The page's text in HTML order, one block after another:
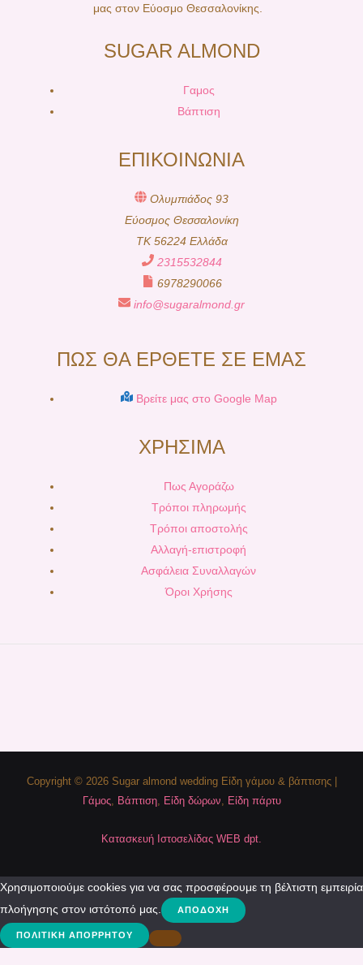
μας στον Εύοσμο Θεσσαλονίκης.
SUGAR ALMOND
Γαμος
Βάπτιση
ΕΠΙΚΟΙΝΩΝΙΑ
Ολυμπιάδος 93
Εύοσμος Θεσσαλονίκη
TK 56224 Ελλάδα
2315532844
6978290066
info@sugaralmond.gr
ΠΩΣ ΘΑ ΕΡΘΕΤΕ ΣΕ ΕΜΑΣ
Βρείτε μας στο Google Map
ΧΡΗΣΙΜΑ
Πως Αγοράζω
Τρόποι πληρωμής
Τρόποι αποστολής
Αλλαγή-επιστροφή
Ασφάλεια Συναλλαγών
Όροι Χρήσης
Copyright © 2026 Sugar almond wedding Είδη γάμου & βάπτισης |
Γάμος, Βάπτιση, Είδη δώρων Είδη πάρτυ
Κατασκευή Ιστοσελίδας WEB dpt.
Χρησιμοποιούμε cookies για να σας προσφέρουμε τη βέλτιστη εμπειρία
πλοήγησης στον ιστότοπό μας.
ΑΠΟΔΟΧΉ
ΠΟΛΙΤΙΚΉ ΑΠΟΡΡΉΤΟΥ